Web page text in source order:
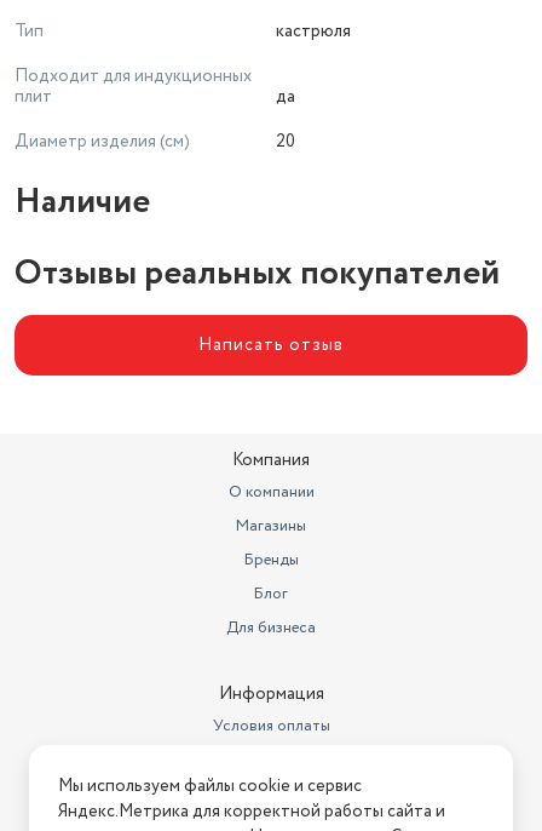
Тип
кастрюля
Подходит для индукционных
плит
да
Диаметр изделия (см)
20
Наличие
Отзывы реальных покупателей
Написать отзыв
Компания
О компании
Магазины
Бренды
Блог
Для бизнеса
Информация
Условия оплаты
Условия возврата
Нашли ошибку на сайте? Напишите нам
Мы используем файлы cookie и сервис
Яндекс.Метрика для корректной работы сайта и